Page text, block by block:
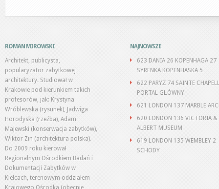
ROMAN MIROWSKI
Architekt, publicysta,
popularyzator zabytkowej
architektury. Studiował w
Krakowie pod kierunkiem takich
profesorów, jak: Krystyna
Wróblewska (rysunek), Jadwiga
Horodyska (rzeźba), Adam
Majewski (konserwacja zabytków),
Wiktor Zin (architektura polska).
Do 2009 roku kierował
Regionalnym Ośrodkiem Badań i
Dokumentacji Zabytków w
Kielcach, terenowym oddziałem
Krajowego Ośrodka (obecnie
NAJNOWSZE
623 DANIA 26 KOPENHAGA 27
SYRENKA KOPENHASKA 5
622 PARYŻ 74 SAINTE
PORTAL GŁÓWNY
621 LONDON 137 MARBLE
620 LONDON 136 VICTORIA &
ALBERT MUSEUM
619 LONDON 135 WEMBLEY 2
SCHODY